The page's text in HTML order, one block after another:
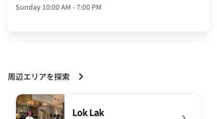
Sunday 10:00 AM - 7:00 PM
周辺エリアを探索
Lok Lak